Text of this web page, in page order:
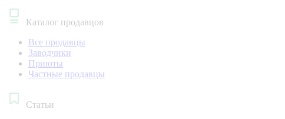
Каталог продавцов
Все продавцы
Заводчики
Приюты
Частные продавцы
Статьи